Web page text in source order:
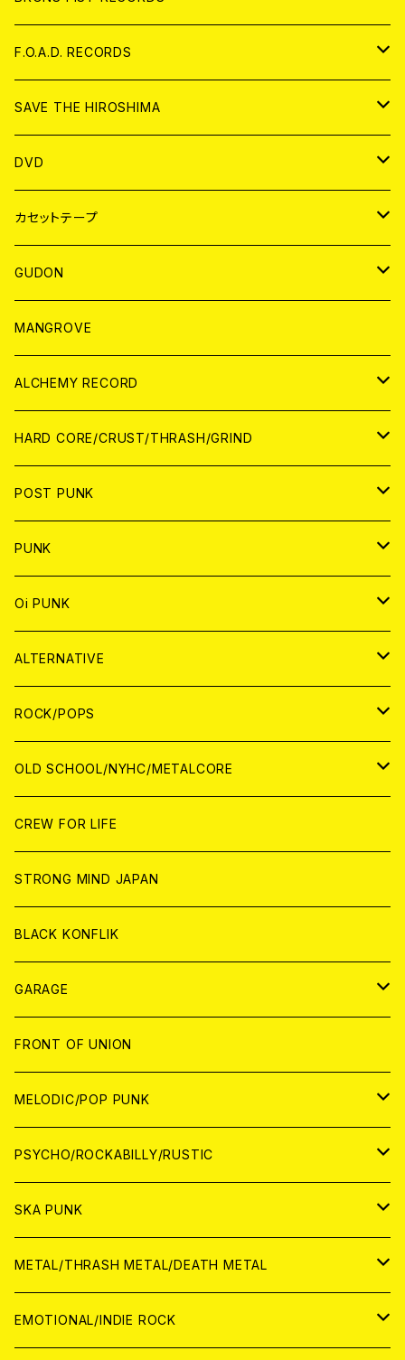
ANALOG
CD
ANALOG
F.O.A.D. RECORDS
CD
ANALOG
SAVE THE HIROSHIMA
アパレル
BADGE
DVD
JAPAN
WORLD
カセットテープ
JAPAN
WORLD
GUDON
アパレル
PATCH
アナログ
DIGITAL CONTENTS
MANGROVE
ALCHEMY RECORD
CD
ANALOG
HARD CORE/CRUST/THRASH/GRIND
JAPAN
CD
ANALOG
WORLD
CD
ANALOG
POST PUNK
CD
JAPAN
WORLD
ANALOG
JAPAN
WORLD
PUNK
JAPAN
CD
ANALOG
WORLD
CD
ANALOG
Oi PUNK
JAPAN
CD
ANALOG
WOLRD
CD
ANALOG
ALTERNATIVE
JAPAN
CD
ANALOG
WORLD
CD
ANALOG
ROCK/POPS
JAPAN
CD
ANALOG
WORLD
CD
ANALOG
OLD SCHOOL/NYHC/METALCORE
JAPAN
CD
ANALOG
WORLD
CD
ANALOG
CREW FOR LIFE
STRONG MIND JAPAN
BLACK KONFLIK
GARAGE
JAPAN
アナログ
CD
WORLD
アナログ
CD
FRONT OF UNION
MELODIC/POP PUNK
JAPAN
CD
ANALOG
WORLD
CD
ANALOG
PSYCHO/ROCKABILLY/RUSTIC
JAPAN
CD
ANALOG
WORLD
CD
SKA PUNK
JAPAN
CD
WORLD
METAL/THRASH METAL/DEATH METAL
JAPAN
EMOTIONAL/INDIE ROCK